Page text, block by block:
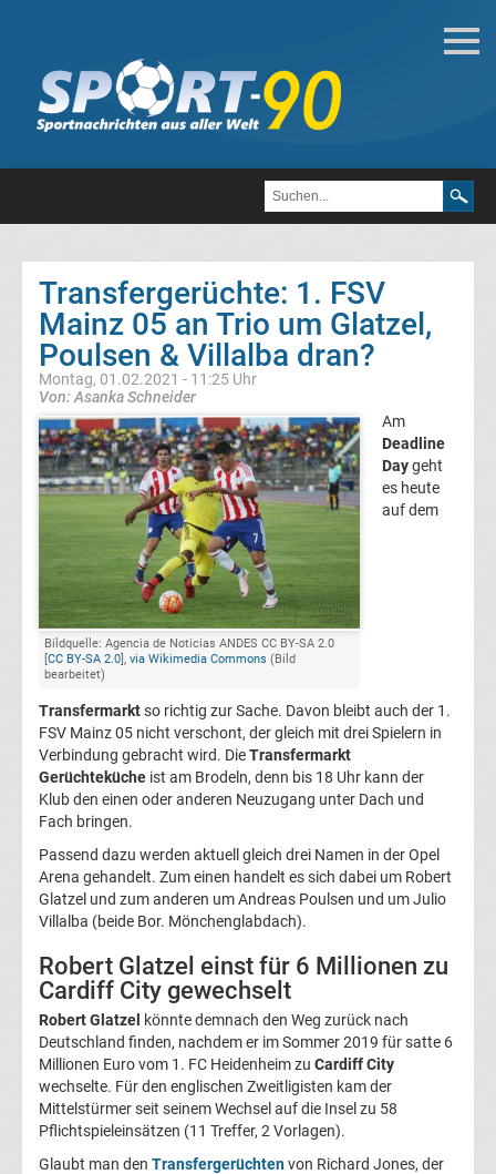
Deutsche
Transfergerüchte
FC
Heidenheim
1846
Transfergerüchte
1.
Kaiserslautern
Transfergerüchte
FC
Köln
Transfergerüchte
1.
FC
Magdeburg
Transfergerüchte
1.
Transfergerüchte: 1. FSV
Mainz 05 an Trio um Glatzel,
Poulsen & Villalba dran?
Montag, 01.02.2021 - 11:25 Uhr
Von: Asanka Schneider
Bildquelle: Agencia de Noticias ANDES CC BY-SA 2.0
[CC BY-SA 2.0], via Wikimedia Commons (Bild
bearbeitet)
Am
Deadline
Daygeht
es heute
auf dem
Transfermarktso richtig zur Sache. Davon bleibt auch der 1.
FSV Mainz 05 nicht verschont, der gleich mit drei Spielern in
Verbindung gebracht wird. DieTransfermarkt
Gerüchteküche ist am Brodeln, denn bis 18 Uhr kann der
Klub den einen oder anderen Neuzugang unter Dach und
Fach bringen.
Passend dazu werden aktuell gleich drei Namen in der Opel
Arena gehandelt. Zum einen handelt es sich dabei um Robert
Glatzel und zum anderen um Andreas Poulsen und um Julio
Villalba (beide Bor. Mönchenglabdach).
Robert Glatzel einst für 6 Millionen zu
Cardiff City gewechselt
Robert Glatzel könnte demnach den Weg zurück nach
Deutschland finden, nachdem er im Sommer 2019 für satte 6
Millionen Euro vom 1. FC Heidenheim zu Cardiff City
wechselte. Für den englischen Zweitligisten kam der
Mittelstürmer seit seinem Wechsel auf die Insel zu 58
Pflichtspieleinsätzen (11 Treffer, 2 Vorlagen).
Glaubt man den Transfergerüchtenvon Richard Jones, der